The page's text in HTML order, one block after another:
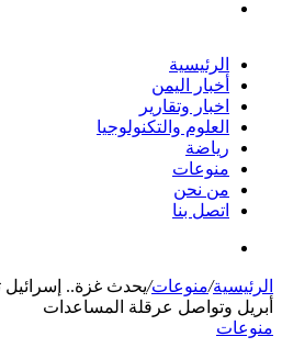
اليمن
وتقارير
والتكنولوجيا
نحن
بنا
/منوعات/
عرقلة المساعدات